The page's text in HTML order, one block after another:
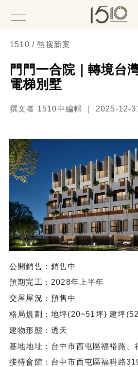
1510 / 熱搜新案
門門一合院｜轉境台
電梯別墅
撰文者 1510中編輯 ｜ 2025-12-
公開銷售：銷售中
預期完工：2028年上半年
交屋屋況：預售中
格局規劃：地坪(20~51坪) 建坪
建物形態：透天
基地地址：台中市西屯區福裕路、
接待會館：台中市西屯區福科路